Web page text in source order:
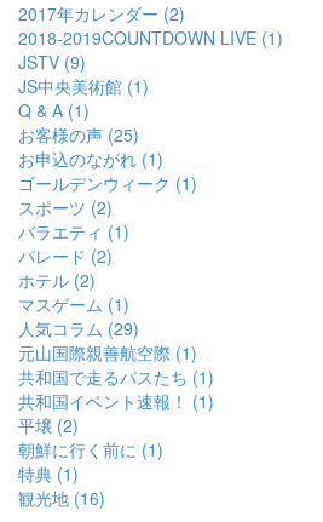
2017年カレンダー (2)
2018-2019COUNTDOWN LIVE (1)
JSTV (9)
JS中央美術館 (1)
Q & A (1)
お客様の声 (25)
お申込のながれ (1)
ゴールデンウィーク (1)
スポーツ (2)
バラエティ (1)
パレード (2)
ホテル (2)
マスゲーム (1)
人気コラム (29)
元山国際親善航空際 (1)
共和国で走るバスたち (1)
共和国イベント速報！ (1)
平壌 (2)
朝鮮に行く前に (1)
特典 (1)
観光地 (16)